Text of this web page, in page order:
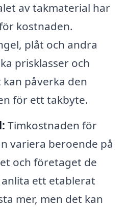
av takmaterial har
kostnaden.
plåt och andra
prisklasser och
påverka den
för ett takbyte.
Timkostnaden för
variera beroende på
och företaget de
ett etablerat
mer, men det kan